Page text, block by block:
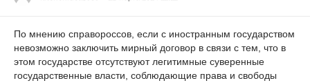
По мнению справороссов, если с иностранным государством
невозможно заключить мирный договор в связи с тем, что в
этом государстве отсутствуют легитимные суверенные
государственные власти, соблюдающие права и свободы